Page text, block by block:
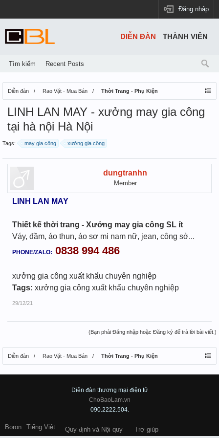
Đăng nhập
Diễn đàn Rao Vặt - Mua Bán Thời Trang - Phụ Kiện
LINH LAN MAY - xưởng may gia công
tại hà nội Hà Nội
Tags: may gia công xưởng gia công
dungtranhn
Member
LINH LAN MAY
Thiết kế thời trang - Xưởng may gia công SL ít
Váy, đầm, áo thun, áo sơ mi nam nữ, jean, công sở...
PHONE/ZALO: 0838 994 486
xưởng gia công xuất khẩu chuyên nghiệp
Tags: xưởng gia công xuất khẩu chuyên nghiệp
29/12/21
(Bạn phải Đăng nhập hoặc Đăng ký để trả lời bài viết.)
Diễn đàn Rao Vặt - Mua Bán Thời Trang - Phụ Kiện
DIỄN ĐÀN
Tìm kiếm Recent Posts
THÀNH VIÊN
Diên đàn thương mại điện tử
ChoBaoLam.vn
090.2222.504.
Boron Tiếng Việt Quy định và Nội quy Trợ giúp